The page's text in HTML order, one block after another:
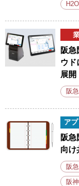
阪急
ウ
展開
阪
ア
阪急
向け
阪
阪